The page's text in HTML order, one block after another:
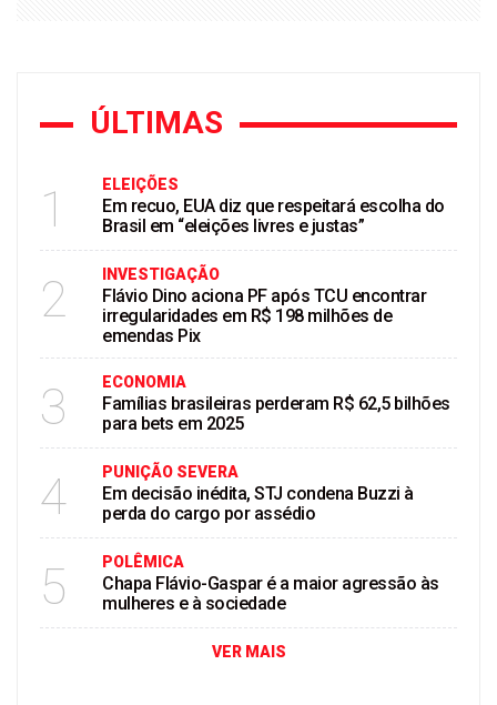
ÚLTIMAS
1 ELEIÇÕES
Em recuo, EUA diz que respeitará escolha do
Brasil em “eleições livres e justas”
2 INVESTIGAÇÃO
Flávio Dino aciona PF após TCU encontrar
irregularidades em R$ 198 milhões de
emendas Pix
3 ECONOMIA
Famílias brasileiras perderam R$ 62,5 bilhões
para bets em 2025
4 PUNIÇÃO SEVERA
Em decisão inédita, STJ condena Buzzi à
perda do cargo por assédio
5 POLÊMICA
Chapa Flávio-Gaspar é a maior agressão às
mulheres e à sociedade
VER MAIS